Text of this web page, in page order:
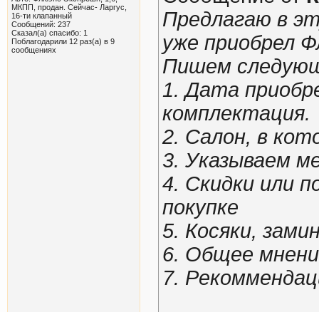
МКПП, продан. Сейчас- Ларгус,
16-ти клапанный
Сообщений: 237
Сказал(а) спасибо: 1
Поблагодарили 12 раз(а) в 9
сообщениях
Предлагаю в
уже приобрел
Пишем
1. Дата
комплектация.
2. Салон, в
3. Указываем
4. Скидки или
покупке
5. Косяки,
6. Общее
7.